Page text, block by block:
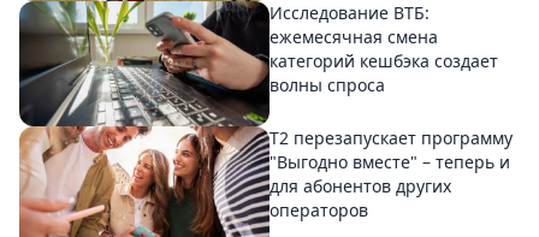
Исследование ВТБ:
ежемесячная смена
категорий кешбэка создает
волны спроса
Т2 перезапускает программу
"Выгодно вместе" – теперь и
для абонентов других
операторов